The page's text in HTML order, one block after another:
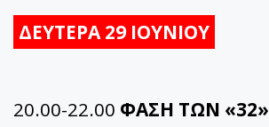
ΔΕΥΤΕΡΑ 29 ΙΟΥΝΙΟΥ
20.00-22.00 ΦΑΣΗ ΤΩΝ «32»